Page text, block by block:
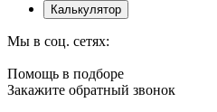
Калькулятор
Мы в соц. сетях:
Помощь в подборе
Закажите обратный звонок